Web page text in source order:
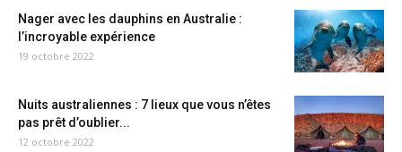
Nager avec les dauphins en Australie :
l’incroyable expérience
19 octobre 2022
Nuits australiennes : 7 lieux que vous n’êtes
pas prêt d’oublier...
12 octobre 2022